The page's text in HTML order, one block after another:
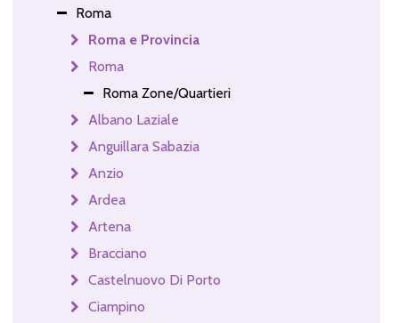
Roma
Roma e Provincia
Roma
Roma Zone/Quartieri
Albano Laziale
Anguillara Sabazia
Anzio
Ardea
Artena
Bracciano
Castelnuovo Di Porto
Ciampino